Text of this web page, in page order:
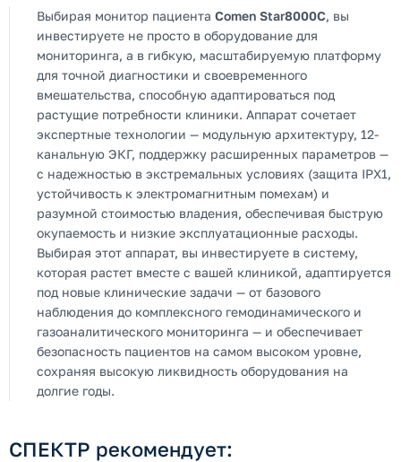
Выбирая монитор пациента Comen Star8000C, вы
инвестируете не просто в оборудование для
мониторинга, а в гибкую, масштабируемую платформу
для точной диагностики и своевременного
вмешательства, способную адаптироваться под
растущие потребности клиники. Аппарат сочетает
экспертные технологии — модульную архитектуру, 12-
канальную ЭКГ, поддержку расширенных параметров —
с надежностью в экстремальных условиях (защита IPX1,
устойчивость к электромагнитным помехам) и
разумной стоимостью владения, обеспечивая быструю
окупаемость и низкие эксплуатационные расходы.
Выбирая этот аппарат, вы инвестируете в систему,
которая растет вместе с вашей клиникой, адаптируется
под новые клинические задачи — от базового
наблюдения до комплексного гемодинамического и
газоаналитического мониторинга — и обеспечивает
безопасность пациентов на самом высоком уровне,
сохраняя высокую ликвидность оборудования на
долгие годы.
СПЕКТР рекомендует: